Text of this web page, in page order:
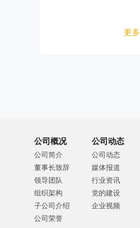
更多
公司概况
公司简介
董事长致辞
领导团队
组织架构
子公司介绍
公司荣誉
公司动态
公司动态
媒体报道
行业资讯
党的建设
企业视频